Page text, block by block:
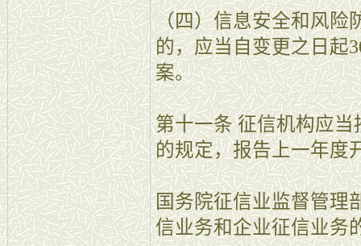
（四）信息安全和风险
的，应当自变更之日起
案。
第十一条 征信机构应
的规定，报告上一年度
国务院征信业监督管理
信业务和企业征信业务